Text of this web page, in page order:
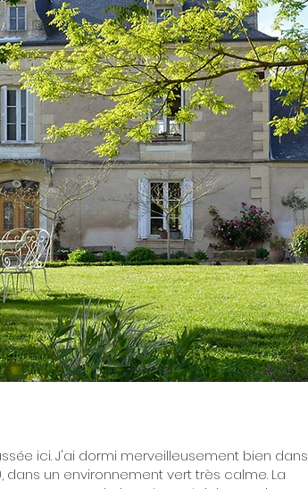
ici. J'ai dormi merveilleusement bien dans
un environnement vert très calme. La